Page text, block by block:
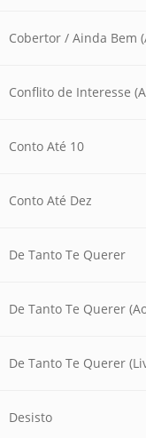
Cobertor / Ainda Bem
Conflito de Interesse
Conto Até 10
Conto Até Dez
De Tanto Te Querer
De Tanto Te Querer
De Tanto Te Querer
Desisto